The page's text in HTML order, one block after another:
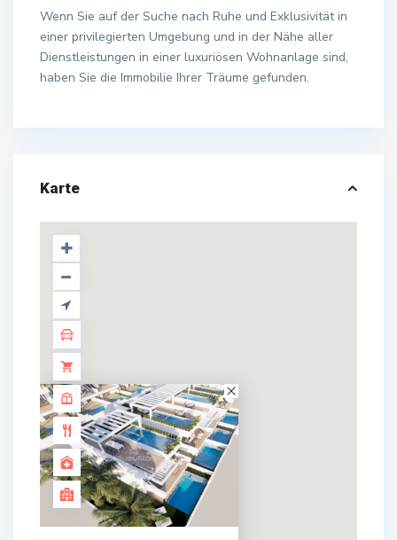
Wenn Sie auf der Suche nach Ruhe und Exklusivität in
einer privilegierten Umgebung und in der Nähe aller
Dienstleistungen in einer luxuriösen Wohnanlage sind,
haben Sie die Immobilie Ihrer Träume gefunden.
Karte